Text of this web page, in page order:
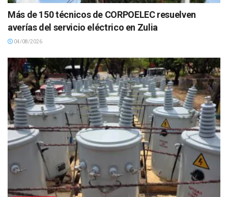
Más de 150 técnicos de CORPOELEC resuelven
averías del servicio eléctrico en Zulia
04/08/2026